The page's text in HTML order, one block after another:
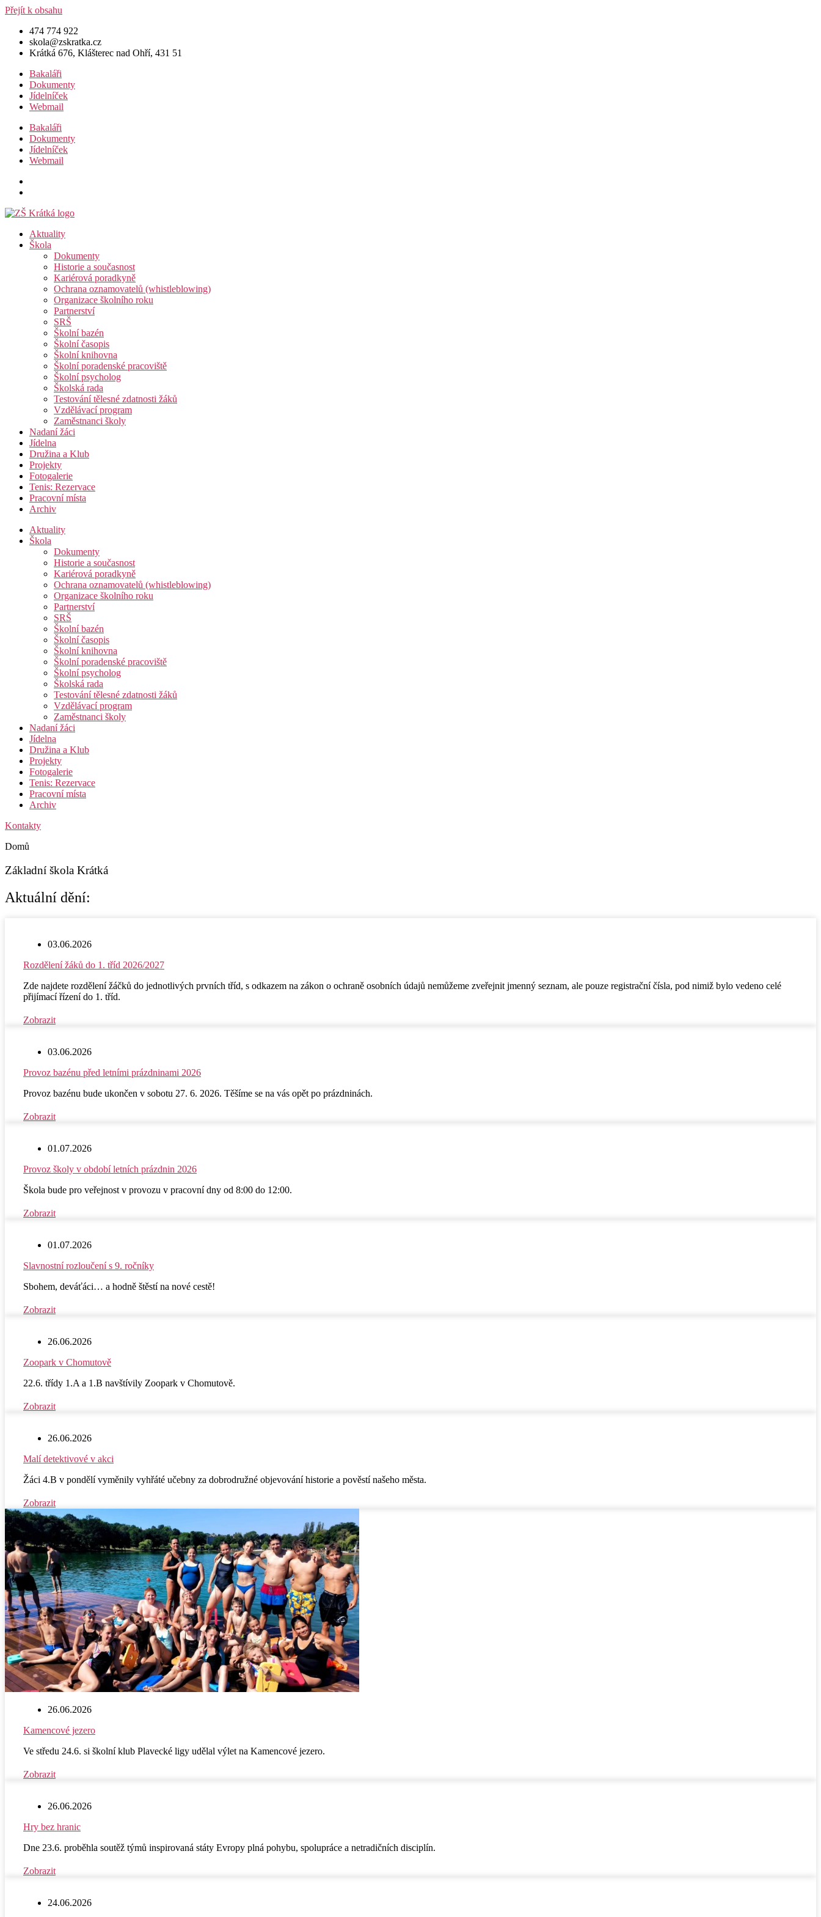
Přejít k obsahu
474 774 922
skola@zskratka.cz
Krátká 676, Klášterec nad Ohří, 431 51
Bakaláři
Dokumenty
Jídelníček
Webmail
Bakaláři
Dokumenty
Jídelníček
Webmail
Aktuality
Škola
Dokumenty
Historie a současnost
Kariérová poradkyně
Ochrana oznamovatelů (whistleblowing)
Organizace školního roku
Partnerství
SRŠ
Školní bazén
Školní časopis
Školní knihovna
Školní poradenské pracoviště
Školní psycholog
Školská rada
Testování tělesné zdatnosti žáků
Vzdělávací program
Zaměstnanci školy
Nadaní žáci
Jídelna
Družina a Klub
Projekty
Fotogalerie
Tenis: Rezervace
Pracovní místa
Archiv
Aktuality
Škola
Dokumenty
Historie a současnost
Kariérová poradkyně
Ochrana oznamovatelů (whistleblowing)
Organizace školního roku
Partnerství
SRŠ
Školní bazén
Školní časopis
Školní knihovna
Školní poradenské pracoviště
Školní psycholog
Školská rada
Testování tělesné zdatnosti žáků
Vzdělávací program
Zaměstnanci školy
Nadaní žáci
Jídelna
Družina a Klub
Projekty
Fotogalerie
Tenis: Rezervace
Pracovní místa
Archiv
Kontakty
Domů
Základní škola Krátká
Aktuální dění:
03.06.2026
Rozdělení žáků do 1. tříd 2026/2027
Zde najdete rozdělení žáčků do jednotlivých prvních tříd, s odkazem na zákon o ochraně osobních údajů nemůžeme zveřejnit jmenný seznam, ale pouze registrační čísla, pod nimiž bylo vedeno celé
přijímací řízení do 1. tříd.
Zobrazit
03.06.2026
Provoz bazénu před letními prázdninami 2026
Provoz bazénu bude ukončen v sobotu 27. 6. 2026. Těšíme se na vás opět po prázdninách.
Zobrazit
01.07.2026
Provoz školy v období letních prázdnin 2026
Škola bude pro veřejnost v provozu v pracovní dny od 8:00 do 12:00.
Zobrazit
01.07.2026
Slavnostní rozloučení s 9. ročníky
Sbohem, deváťáci… a hodně štěstí na nové cestě!
Zobrazit
26.06.2026
Zoopark v Chomutově
22.6. třídy 1.A a 1.B navštívily Zoopark v Chomutově.
Zobrazit
26.06.2026
Malí detektivové v akci
Žáci 4.B v pondělí vyměnily vyhřáté učebny za dobrodružné objevování historie a pověstí našeho města.
Zobrazit
26.06.2026
Kamencové jezero
Ve středu 24.6. si školní klub Plavecké ligy udělal výlet na Kamencové jezero.
Zobrazit
26.06.2026
Hry bez hranic
Dne 23.6. proběhla soutěž týmů inspirovaná státy Evropy plná pohybu, spolupráce a netradičních disciplín.
Zobrazit
24.06.2026